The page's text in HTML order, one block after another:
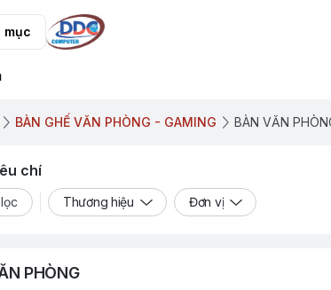
mục
BÀN GHẾ VĂN PHÒNG - GAMING BÀN VĂN
chí
Thương hiệu Đơn vị
PHÒNG